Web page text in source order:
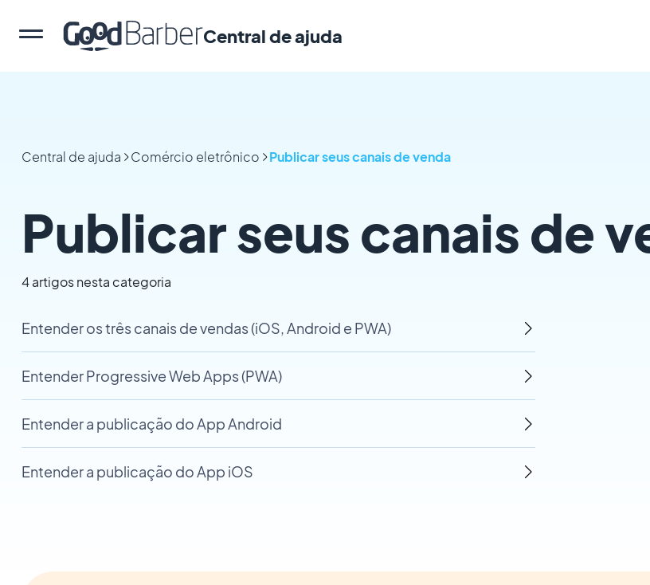
Central de ajuda
Central de ajuda Comércio eletrônico Publicar seus canais de venda
Publicar seus canais de
4 artigos nesta categoria
Entender os três canais de vendas (iOS, Android e PWA)
Entender Progressive Web Apps (PWA)
Entender a publicação do App Android
Entender a publicação do App iOS